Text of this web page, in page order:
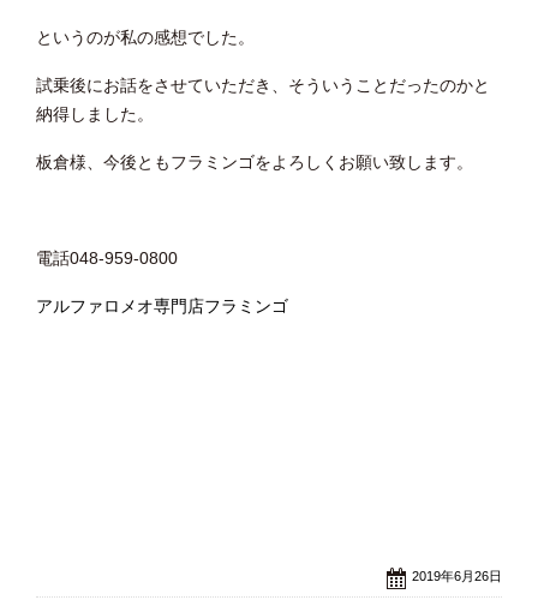
というのが私の感想でした。
試乗後にお話をさせていただき、そういうことだったのかと
納得しました。
板倉様、今後ともフラミンゴをよろしくお願い致します。
電話048-959-0800
アルファロメオ専門店フラミンゴ
2019年6月26日